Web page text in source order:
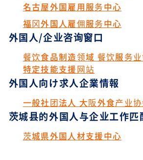
名古屋外国雇用服务中心
福冈外国人雇佣服务中心
外国人/企业咨询窗口
餐饮食品制造领域 餐饮服务
特定技能支援网站
外国人向け求人企業情報
一般社团法人 大阪外食产业
茨城县的外国人与企业工作匹
茨城県外国人材支援中心